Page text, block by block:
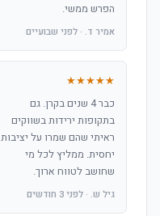
הפרש ממשי.
אמיר ד. · לפני שבועיים
★★★★★
כבר 4 שנים בקרן. גם
בתקופות ירידות בשווקים
ראיתי שהם שמרו על יציבות
יחסית. ממליץ לכל מי
שחושב לטווח ארוך.
גיל ש. · לפני 3 חודשים